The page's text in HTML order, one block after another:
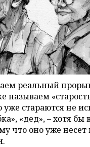
реальный
называем
уже стараются не
«дед», – хотя бы
что оно уже